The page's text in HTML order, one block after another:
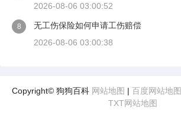
2026-08-06 03:00:52
8
无工伤保险如何申请工伤赔偿
2026-08-06 03:00:38
Copyright© 狗狗百科 网站地图 | 百度网站地图
TXT网站地图